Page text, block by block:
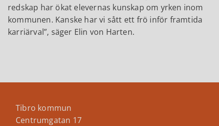
redskap har ökat elevernas kunskap om yrken inom
kommunen. Kanske har vi sått ett frö inför framtida
karriärval , säger Elin von Harten.
Tibro kommun
Centrumgatan 17